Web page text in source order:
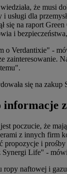
że musi
usługi dla
się na raport
i
o Verdantixie" -
zainteresowanie.
się na
informacje
poczucie, że
z innych firm
propozycje i
Synergi Life" -
ropy naftowej i